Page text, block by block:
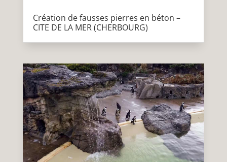
Création de fausses pierres en béton –
CITE DE LA MER (CHERBOURG)